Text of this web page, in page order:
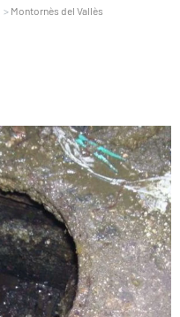
Montornès del Vallès